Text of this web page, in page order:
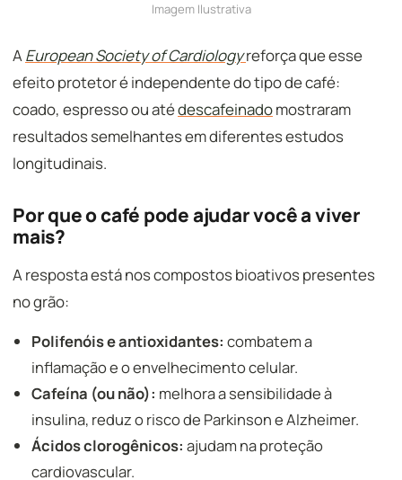
Imagem Ilustrativa
AEuropean Society of Cardiologyreforça que esse
efeito protetor é independente do tipo de café:
coado, espresso ou atédescafeinadomostraram
resultados semelhantes em diferentes estudos
longitudinais.
Por que o café pode ajudar você a viver
mais?
A resposta está nos compostos bioativos presentes
no grão:
Polifenóis e antioxidantes: combatem a
inflamação e o envelhecimento celular.
Cafeína (ou não): melhora a sensibilidade à
insulina, reduz o risco de Parkinson e Alzheimer.
Ácidos clorogênicos: ajudam na proteção
cardiovascular.